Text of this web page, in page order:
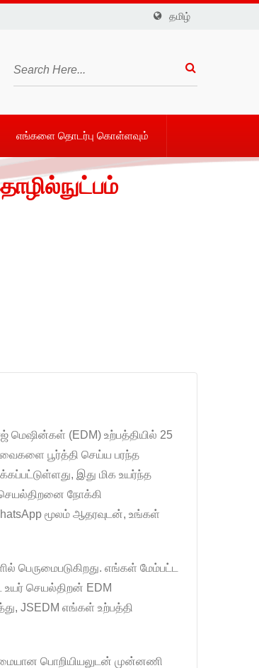
தமிழ்
எங்களை தொடர்பு கொள்ளவும்
மெஷின்கள் (EDM) உற்பத்தியில் 25
பூர்த்தி செய்ய பரந்த
இது மிக உயர்ந்த
நோக்கி
மூலம் ஆதரவுடன், உங்கள்
பெருமைபடுகிறது. எங்கள் மேம்பட்ட
உயர் செயல்திறன் EDM
JSEDM எங்கள் உற்பத்தி
பொறியியலுடன் முன்னணி